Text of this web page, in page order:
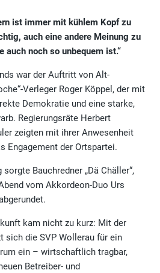
ist immer mit kühlem Kopf zu
auch eine andere Meinung zu
auch noch so unbequem ist.“
war der Auftritt von Alt-
Verleger Roger Köppel, der mit
Demokratie und eine starke,
Regierungsräte Herbert
zeigten mit ihrer Anwesenheit
Engagement der Ortspartei.
Bauchredner „Dä Chäller“,
vom Akkordeon-Duo Urs
kam nicht zu kurz: Mit der
sich die SVP Wollerau für ein
ein – wirtschaftlich tragbar,
Betreiber- und